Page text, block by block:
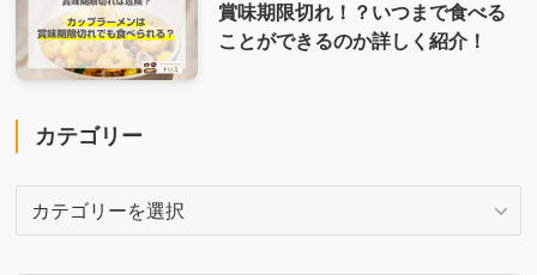
賞味期限切れ！？いつまで食べる
ことができるのか詳しく紹介！
カテゴリー